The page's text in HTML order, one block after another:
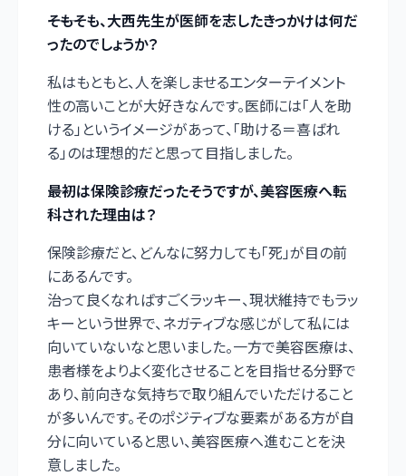
――そもそも、大西先生が医師を志したきっかけは何だ
ったのでしょうか？
私はもともと、人を楽しませるエンターテイメント
性の高いことが大好きなんです。医師には「人を助
ける」というイメージがあって、「助ける＝喜ばれ
る」のは理想的だと思って目指しました。
――最初は保険診療だったそうですが、美容医療へ転
科された理由は？
保険診療だと、どんなに努力しても「死」が目の前
にあるんです。
治って良くなればすごくラッキー、現状維持でもラッ
キーという世界で、ネガティブな感じがして私には
向いていないなと思いました。一方で美容医療は、
患者様をよりよく変化させることを目指せる分野で
あり、前向きな気持ちで取り組んでいただけること
が多いんです。そのポジティブな要素がある方が自
分に向いていると思い、美容医療へ進むことを決
意しました。